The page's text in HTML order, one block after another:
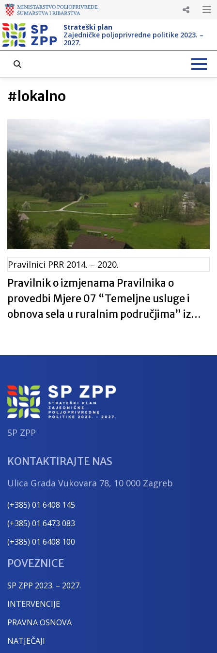
Strateški plan
Zajedničke poljoprivredne politike 2023. –
2027.
# lokalno
Pravilnici PRR 2014. – 2020.
Pravilnik o izmjenama Pravilnika o
provedbi Mjere 07 “Temeljne usluge i
obnova sela u ruralnim područjima” iz
SP ZPP
KONTAKTIRAJTE NAS
Ulica Grada Vukovara 78, 10 000 Zagreb
(+385) 01 6408 145
(+385) 01 6473 083
(+385) 01 6408 100
POVEZNICE
SP ZPP 2023. – 2027.
INTERVENCIJE
PRAVNA OSNOVA
NATJEČAJI